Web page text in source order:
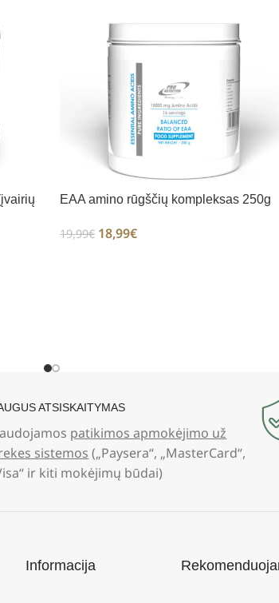
EAA amino rūgščių kompleksas 250g
19,99€ 18,99€
ATSISKAITYMAS
patikimos apmokėjimo už
sistemos („Paysera“, „MasterCard“,
ir kiti mokėjimų būdai)
Informacija